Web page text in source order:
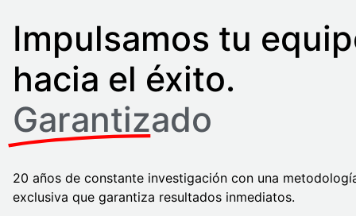
Impulsamos tu
hacia el éxito.
Garantizado
20 años de constante investigación con una
exclusiva que garantiza resultados inmediatos.